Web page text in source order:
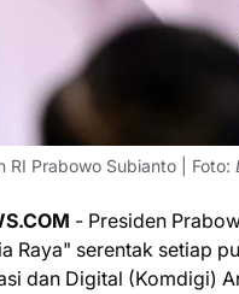
RI Prabowo Subianto | Foto:
- Presiden
Raya" serentak setiap
dan Digital (Komdigi)